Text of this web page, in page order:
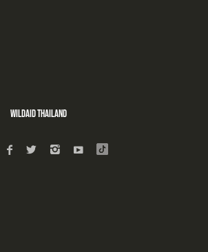
WildAid Thailand